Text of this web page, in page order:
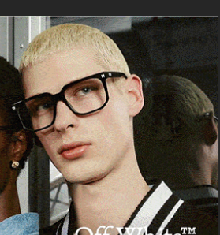
2024. Il 31 dicembre ad Alà dei
di consegne tra il nuovo e il
WhatsApp
Telegram
EmailThreads